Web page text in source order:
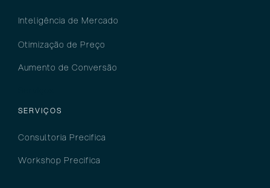
Inteligência de Mercado
Otimização de Preço
Aumento de Conversão
SERVIÇOS
Consultoria Precifica
Workshop Precifica